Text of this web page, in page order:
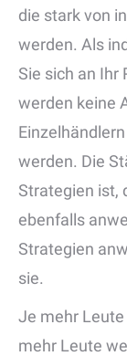
die stark von
werden. Als
Sie sich an Ihr
werden keine
werden. Die
Strategien ist,
ebenfalls
Strategien
sie.
Je mehr
mehr Leute